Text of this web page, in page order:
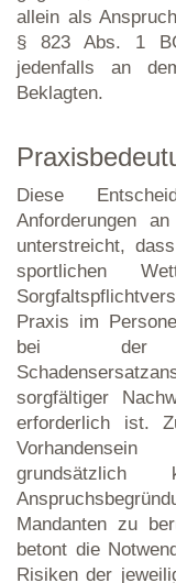
allein als
§ 823 Abs. 1
jedenfalls an
Beklagten.
Diese
Anforderungen
unterstreicht,
sportlichen
Praxis im
bei der
sorgfältiger
erforderlich ist.
Mandanten zu
betont die
Risiken der